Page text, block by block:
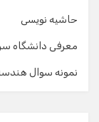
حاشیه نویسی
معرفی دانشگاه
نمونه سوال هندسه 1 نوبت اول دی
گفت‌وگو